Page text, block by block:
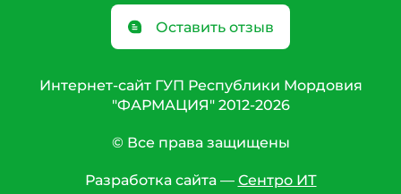
Оставить отзыв
Интернет-сайт ГУП Республики Мордовия
"ФАРМАЦИЯ" 2012-2026
© Все права защищены
Разработка сайта — Сентро ИТ